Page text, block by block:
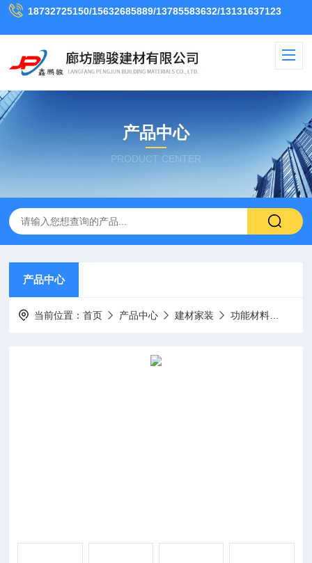
18732725150/15632685889/13785583632/13131637123
产品中心
PRODUCT CENTER
产品中心
当前位置：首页 产品中心 建材家装 功能材料